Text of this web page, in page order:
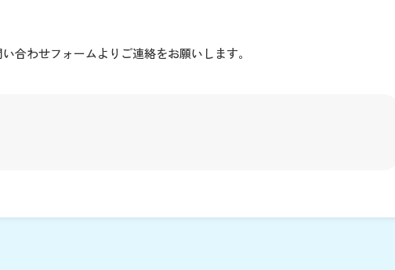
合わせフォームよりご連絡をお願いします。